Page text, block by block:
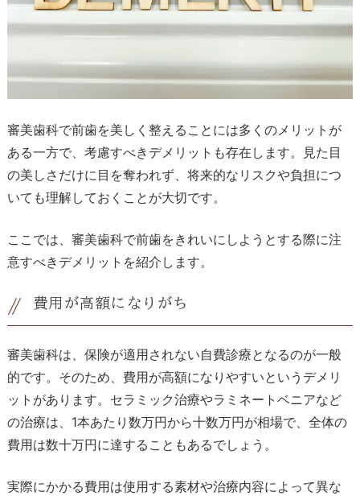
審美歯科で前歯を美しく整えることには多くのメリットが
ある一方で、考慮すべきデメリットも存在します。見た目
の美しさだけに目を奪われず、将来的なリスクや負担につ
いても理解しておくことが大切です。
ここでは、審美歯科で前歯をきれいにしようとする際に注
意すべきデメリットを紹介します。
費用が高額になりがち
審美歯科は、保険が適用されない自費診療となるのが一般
的です。そのため、費用が高額になりやすいというデメリ
ットがあります。セラミック治療やラミネートベニアなど
の治療は、1本あたり数万円から十数万円が相場で、全体の
費用は数十万円に達することもあるでしょう。
実際にかかる費用は使用する素材や治療内容によって異な